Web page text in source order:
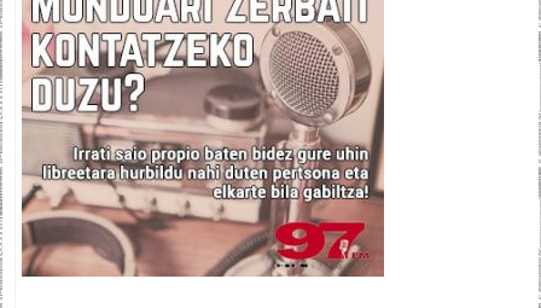
c
e
b
o
o
i
t
t
e
e
d